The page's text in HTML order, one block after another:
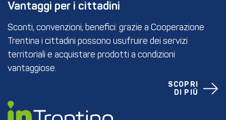
Vantaggi per i cittadini
Sconti, convenzioni, benefici: grazie a Cooperazione
Trentina i cittadini possono usufruire dei servizi
territoriali e acquistare prodotti a condizioni
vantaggiose.
SCOPRI
DI PIÙ